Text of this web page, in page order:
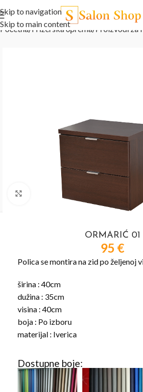
Skip to navigation
Skip to main content
Početna Frizerska oprema Proizvodi za
Kliknite za uvećanje
ORMARIĆ 01
95 €
Polica se montira na zid po željenoj
širina : 40cm
dužina : 35cm
visina : 40cm
boja : Po izboru
materijal : Iverica
Dostupne boje: